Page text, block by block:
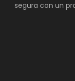
segura con un